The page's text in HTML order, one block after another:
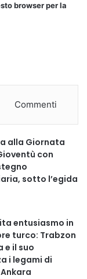
browser per la
Commenti
alla Giornata
con
sotto l’egida
entusiasmo in
turco: Trabzon
e il suo
i legami di